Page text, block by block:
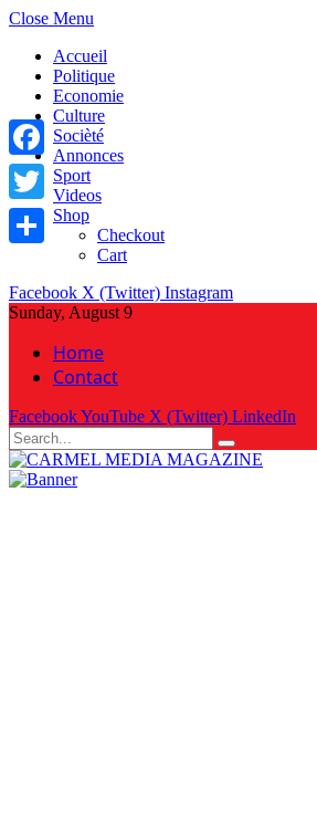
Close Menu
Accueil
Politique
Economie
Culture
Socièté
Annonces
Sport
Videos
Shop
Checkout
Cart
Facebook X (Twitter) Instagram
Sunday, August 9
Home
Contact
FacebookYouTube X (Twitter) LinkedIn
Facebook
Twitter